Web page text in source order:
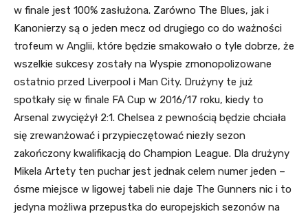
w finale jest 100% zasłużona. Zarówno The Blues, jak i
Kanonierzy są o jeden mecz od drugiego co do ważności
trofeum w Anglii, które będzie smakowało o tyle dobrze, że
wszelkie sukcesy zostały na Wyspie zmonopolizowane
ostatnio przed Liverpool i Man City. Drużyny te już
spotkały się w finale FA Cup w 2016/17 roku, kiedy to
Arsenal zwyciężył 2:1. Chelsea z pewnością będzie chciała
się zrewanżować i przypieczętować niezły sezon
zakończony kwalifikacją do Champion League. Dla drużyny
Mikela Artety ten puchar jest jednak celem numer jeden –
ósme miejsce w ligowej tabeli nie daje The Gunners nic i to
jedyna możliwa przepustka do europejskich sezonów na